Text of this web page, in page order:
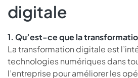
digitale
1. Qu’est-ce que la
La transformation digitale est
technologies numériques dans
l’entreprise pour améliorer les